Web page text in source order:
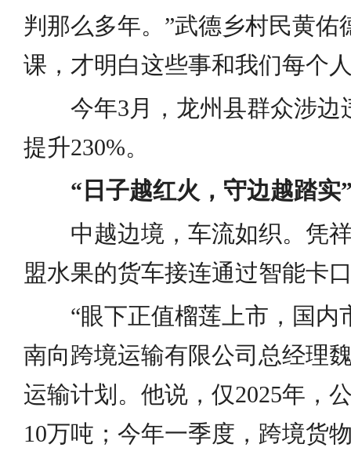
判那么多年。”武德乡村民黄佑
课，才明白这些事和我们每个
今年3月，龙州县群众涉边
提升230%。
“日子越红火，守边越踏实
中越边境，车流如织。凭
盟水果的货车接连通过智能卡
“眼下正值榴莲上市，国内
南向跨境运输有限公司总经理
运输计划。他说，仅2025年，
10万吨；今年一季度，跨境货